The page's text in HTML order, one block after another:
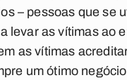
– pessoas que se
levar as vítimas ao
as vítimas
um ótimo